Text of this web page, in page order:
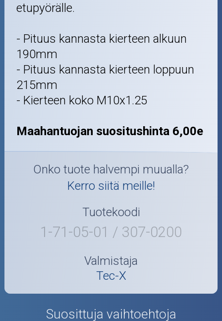
etupyörälle.
- Pituus kannasta kierteen alkuun
190mm
- Pituus kannasta kierteen loppuun
215mm
- Kierteen koko M10x1.25
Maahantuojan suositushinta 6,00e
Onko tuote halvempi muualla?
Kerro siitä meille!
Tuotekoodi
1-71-05-01 / 307-0200
Valmistaja
Tec-X
Suosittuja vaihtoehtoja